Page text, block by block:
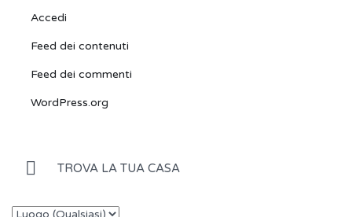
Accedi
Feed dei contenuti
Feed dei commenti
WordPress.org
TROVA LA TUA CASA